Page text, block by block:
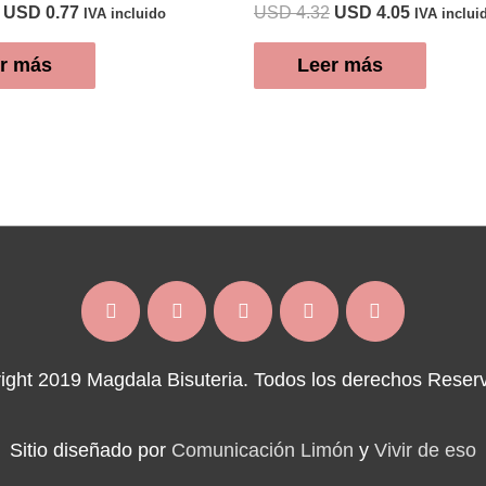
El
original
USD 0.77ElIVA incluido
más
USD4.32 El
original
USD 4.05ElIVA
Leer más
2019 Magdala Bisuteria. Todos los derechos
Sitio diseñado por Comunicación Limón y Vivir de eso